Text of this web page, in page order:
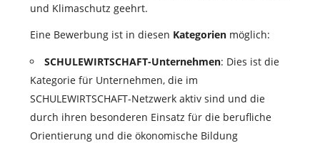
und Klimaschutz geehrt.
Eine Bewerbung ist in diesen Kategorien möglich:
SCHULEWIRTSCHAFT-Unternehmen: Dies ist die
Kategorie für Unternehmen, die im
SCHULEWIRTSCHAFT-Netzwerk aktiv sind und die
durch ihren besonderen Einsatz für die berufliche
Orientierung und die ökonomische Bildung